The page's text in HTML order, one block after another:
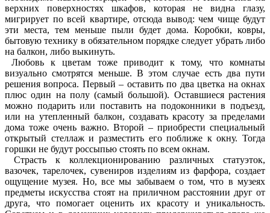
верхних поверхностях шкафов, которая не видна глазу,
мигрирует по всей квартире, отсюда вывод: чем чище будут
эти места, тем меньше пыли будет дома. Коробки, ковры,
бытовую технику в обязательном порядке следует убрать либо
на балкон, либо выкинуть.
Любовь к цветам тоже приводит к тому, что комнаты
визуально смотрятся меньше. В этом случае есть два пути
решения вопроса. Первый – оставить по два цветка на окнах
плюс один на полу (самый большой). Оставшиеся растения
можно подарить или поставить на подоконники в подъезд,
или на утепленный балкон, создавать красоту за пределами
дома тоже очень важно. Второй – приобрести специальный
открытый стеллаж и разместить его поближе к окну. Тогда
горшки не будут россыпью стоять по всем окнам.
Страсть к коллекционированию различных статуэток,
вазочек, тарелочек, сувениров изделиям из фарфора, создает
ощущение музея. Но, все мы забываем о том, что в музеях
предметы искусства стоят на приличном расстоянии друг от
друга, что помогает оценить их красоту и уникальность.